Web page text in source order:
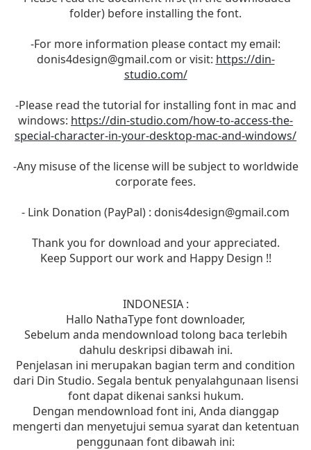
folder) before installing the font.
-For more information please contact my email:
donis4design@gmail.com or visit: https://din-
studio.com/
-Please read the tutorial for installing font in mac and
windows: https://din-studio.com/how-to-access-the-
special-character-in-your-desktop-mac-and-windows/
-Any misuse of the license will be subject to worldwide
corporate fees.
- Link Donation (PayPal) : donis4design@gmail.com
Thank you for download and your appreciated.
Keep Support our work and Happy Design !!
INDONESIA :
Hallo NathaType font downloader,
Sebelum anda mendownload tolong baca terlebih
dahulu deskripsi dibawah ini.
Penjelasan ini merupakan bagian term and condition
dari Din Studio. Segala bentuk penyalahgunaan lisensi
font dapat dikenai sanksi hukum.
Dengan mendownload font ini, Anda dianggap
mengerti dan menyetujui semua syarat dan ketentuan
penggunaan font dibawah ini: